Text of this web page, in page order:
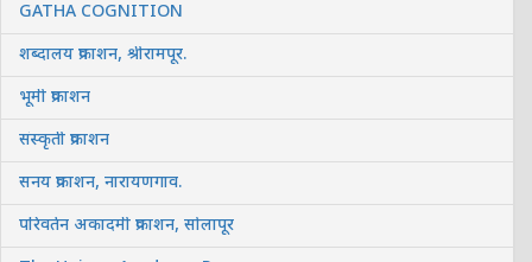
GATHA COGNITION
शब्दालय प्रकाशन, श्रीरामपूर.
भूमी प्रकाशन
संस्कृती प्रकाशन
सनय प्रकाशन, नारायणगाव.
परिवर्तन अकादमी प्रकाशन, सोलापूर